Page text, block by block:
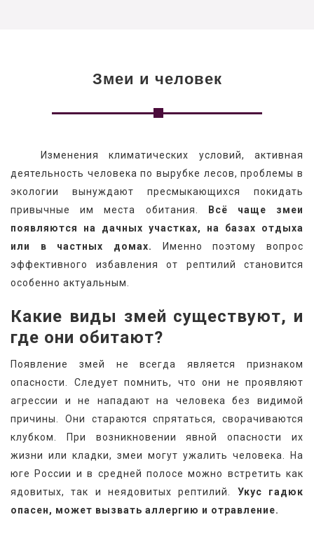
Змеи и человек
Изменения климатических условий, активная
деятельность человека по вырубке лесов, проблемы в
экологии вынуждают пресмыкающихся покидать
привычные им места обитания.
Всё чаще змеи
появляются на дачных участках, на базах отдыха
или в частных домах.
Именно поэтому вопрос
эффективного избавления от рептилий становится
особенно актуальным.
Какие виды змей существуют, и
где они обитают?
Появление змей не всегда является признаком
опасности. Следует помнить, что они не проявляют
агрессии и не нападают на человека без видимой
причины. Они стараются спрятаться, сворачиваются
клубком. При возникновении явной опасности их
жизни или кладки, змеи могут ужалить человека. На
юге России и в средней полосе можно встретить как
ядовитых, так и неядовитых рептилий. Укус гадюк
опасен, может вызвать аллергию и отравление.